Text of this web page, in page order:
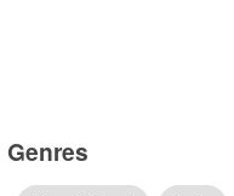
Genres